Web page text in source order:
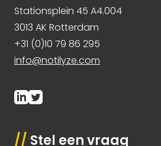
Stationsplein 45 A4.004
3013 AK Rotterdam
+31 (0)10 79 86 295
info@notilyze.com
// Stel een vraag